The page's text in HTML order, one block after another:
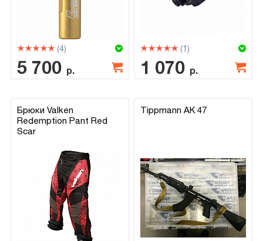
(4)
5 700 р.
(1)
1 070 р.
Брюки Valken
Redemption Pant Red
Scar
Tippmann AK 47